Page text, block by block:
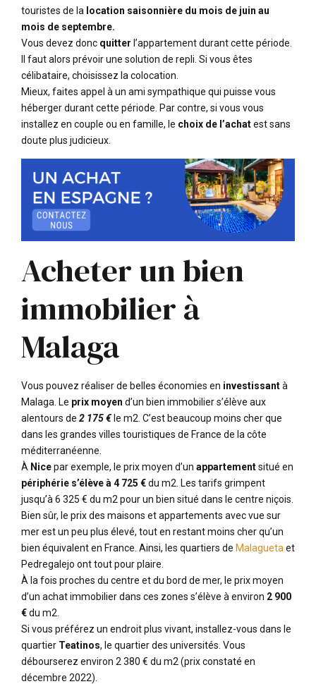
touristes de la location saisonnière du mois de juin au
mois de septembre.
Vous devez donc quitter l’appartement durant cette période.
Il faut alors prévoir une solution de repli. Si vous êtes
célibataire, choisissez la colocation.
Mieux, faites appel à un ami sympathique qui puisse vous
héberger durant cette période. Par contre, si vous vous
installez en couple ou en famille, le choix de l’achatest sans
doute plus judicieux.
Acheter un bien
immobilier à
Malaga
Vous pouvez réaliser de belles économies en investissantà
Malaga. Le prix moyen d’un bien immobilier s’élève aux
alentours de 2 175 € le m2. C’est beaucoup moins cher que
dans les grandes villes touristiques de France de la côte
méditerranéenne.
À Nicepar exemple, le prix moyen d’un appartementsitué en
périphérie s’élève à 4 725 €du m2. Les tarifs grimpent
jusqu’à 6 325 € du m2 pour un bien situé dans le centre niçois.
Bien sûr, le prix des maisons et appartements avec vue sur
mer est un peu plus élevé, tout en restant moins cher qu’un
bien équivalent en France. Ainsi, les quartiers de Malagueta et
Pedregalejo ont tout pour plaire.
À la fois proches du centre et du bord de mer, le prix moyen
d’un achat immobilier dans ces zones s’élève à environ 2 900
€du m2.
Si vous préférez un endroit plus vivant, installez-vous dans le
quartier Teatinos, le quartier des universités. Vous
débourserez environ 2 380 € du m2 (prix constaté en
décembre 2022).